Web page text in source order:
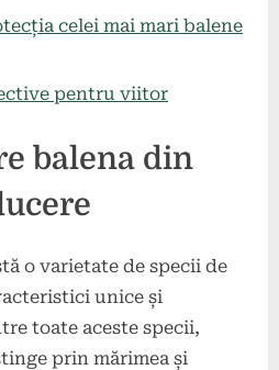
celei mai mari balene
pentru viitor
balena din
o varietate de specii de
unice și
toate aceste specii,
prin mărimea și